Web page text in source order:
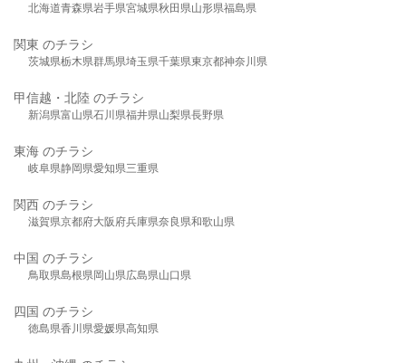
北海道青森県岩手県宮城県秋田県山形県福島県
関東 のチラシ
茨城県栃木県群馬県埼玉県千葉県東京都神奈川県
甲信越・北陸 のチラシ
新潟県富山県石川県福井県山梨県長野県
東海 のチラシ
岐阜県静岡県愛知県三重県
関西 のチラシ
滋賀県京都府大阪府兵庫県奈良県和歌山県
中国 のチラシ
鳥取県島根県岡山県広島県山口県
四国 のチラシ
徳島県香川県愛媛県高知県